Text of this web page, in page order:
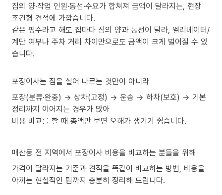
짐의 양·작업 인원·동선·수요가 합쳐져 금액이 달라지는, 현장
조건형 견적에 가깝습니다.
같은 평수라고 해도 집마다 짐의 양과 동선이 달라, 엘리베이터/
계단 여부나 주차 거리 차이만으로도 금액이 크게 벌어질 수 있
습니다.
포장이사는 짐을 실어 나르는 것만이 아니라
포장(분류·완충) → 상차(고정) → 운송 → 하차(보호) → 기본
정리까지 이어지는 경우가 많아
비용 비교를 할 때 총액만 보면 오해가 생기기 쉽습니다.
매산동 전 지역에서 포장이사 비용을 비교하는 분들을 위해
가격이 달라지는 기준과 견적을 똑같이 비교하는 방법, 비용을
아끼는 현실적인 팁까지 충분히 정리해 드립니다.